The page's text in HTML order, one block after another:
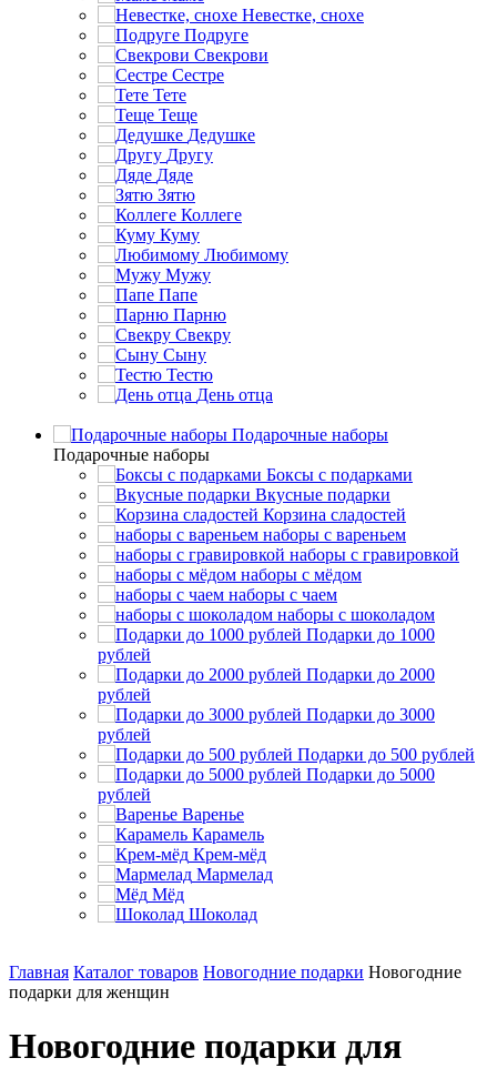
Невестке, снохе
Подруге
Свекрови
Сестре
Тете
Теще
Дедушке
Другу
Дяде
Зятю
Коллеге
Куму
Любимому
Мужу
Папе
Парню
Свекру
Сыну
Тестю
День отца
Подарочные наборы
Подарочные наборы
Боксы с подарками
Вкусные подарки
Корзина сладостей
наборы с вареньем
наборы с гравировкой
наборы с мёдом
наборы с чаем
наборы с шоколадом
Подарки до 1000
рублей
Подарки до 2000
рублей
Подарки до 3000
рублей
Подарки до 500 рублей
Подарки до 5000
рублей
Варенье
Карамель
Крем-мёд
Мармелад
Мёд
Шоколад
Главная Каталог товаров Новогодние подарки Новогодние
подарки для женщин
Новогодние подарки для